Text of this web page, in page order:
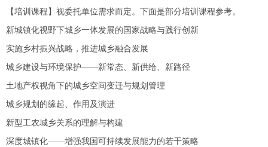
【培训课程】视委托单位需求而定。下面是部分培训课程参考。
新城镇化视野下城乡一体发展的国家战略与践行创新
实施乡村振兴战略，推进城乡融合发展
城乡建设与环境保护——新常态、新供给、新路径
土地产权视角下的城乡空间变迁与规划管理
城乡规划的缘起、作用及演进
新型工农城乡关系的理解与构建
深度城镇化——增强我国可持续发展能力的若干策略